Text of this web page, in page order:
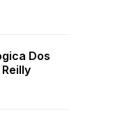
Dos